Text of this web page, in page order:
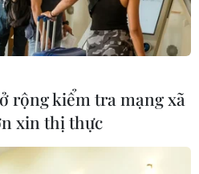
rộng kiểm tra mạng xã
xin thị thực